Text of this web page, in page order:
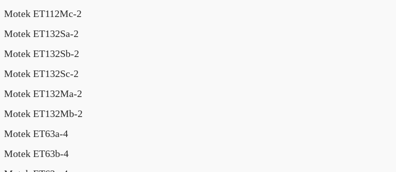
Motek ET112Mc-2
Motek ET132Sa-2
Motek ET132Sb-2
Motek ET132Sc-2
Motek ET132Ma-2
Motek ET132Mb-2
Motek ET63a-4
Motek ET63b-4